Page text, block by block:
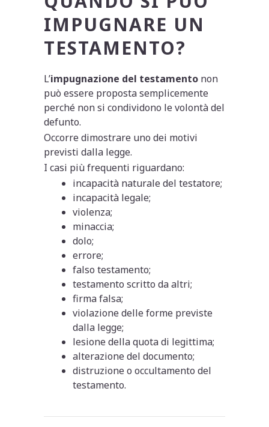
IMPUGNARE UN
TESTAMENTO?
L’impugnazione del testamento non
può essere proposta semplicemente
perché non si condividono le volontà del
defunto.
Occorre dimostrare uno dei motivi
previsti dalla legge.
I casi più frequenti riguardano:
incapacità naturale del testatore;
incapacità legale;
violenza;
minaccia;
dolo;
errore;
falso testamento;
testamento scritto da altri;
firma falsa;
violazione delle forme previste
dalla legge;
lesione della quota di legittima;
alterazione del documento;
distruzione o occultamento del
testamento.